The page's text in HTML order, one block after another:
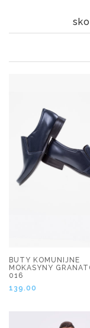
BUTY KOMUNIJNE
MOKASYNY
016
139.00